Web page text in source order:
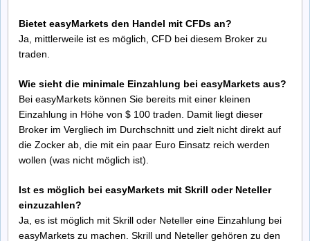
Bietet easyMarkets den Handel mit CFDs an?
Ja, mittlerweile ist es möglich, CFD bei diesem Broker zu
traden.
Wie sieht die minimale Einzahlung bei easyMarkets aus?
Bei easyMarkets können Sie bereits mit einer kleinen
Einzahlung in Höhe von $ 100 traden. Damit liegt dieser
Broker im Vergliech im Durchschnitt und zielt nicht direkt auf
die Zocker ab, die mit ein paar Euro Einsatz reich werden
wollen (was nicht möglich ist).
Ist es möglich bei easyMarkets mit Skrill oder Neteller
einzuzahlen?
Ja, es ist möglich mit Skrill oder Neteller eine Einzahlung bei
easyMarkets zu machen. Skrill und Neteller gehören zu den